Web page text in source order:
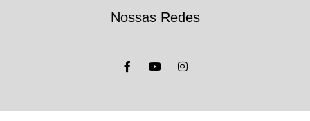
Nossas Redes